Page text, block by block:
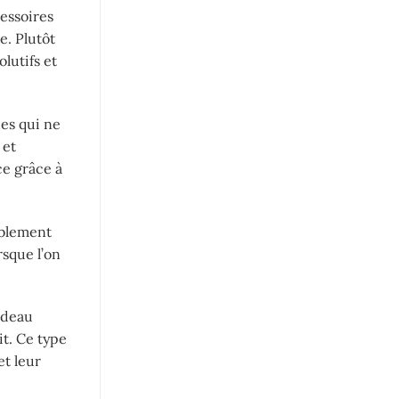
Plutôt
et
qui ne
et
grâce à
l’on
Ce type
leur